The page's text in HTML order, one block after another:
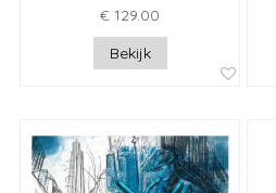
€ 129.00
Bekijk